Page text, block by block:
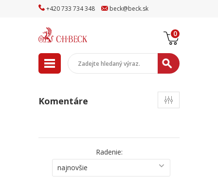
+420733 734348 beck@beck.sk
0
Komentáre
Radenie:
najnovšie